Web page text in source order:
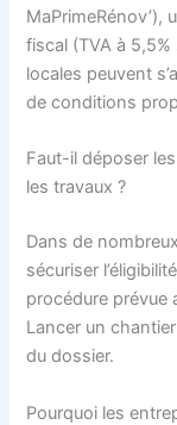
fiscal (TVA à
locales peuvent
de conditions
Faut-il déposer
les travaux ?
Dans de
sécuriser
procédure prévue
Lancer un
du dossier.
Pourquoi les